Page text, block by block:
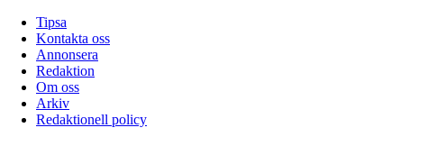
Tipsa
Kontakta oss
Annonsera
Redaktion
Om oss
Arkiv
Redaktionell policy